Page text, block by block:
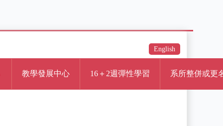
English
教學發展中心 16＋2週彈性學習 系所整併或更